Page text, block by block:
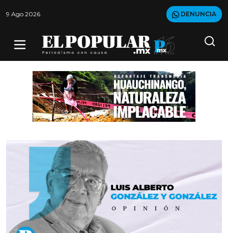
9 Ago 2026 DENUNCIA